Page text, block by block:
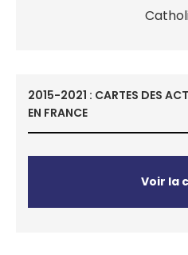
2015-2021 : CARTES DES
EN FRANCE
Voir la